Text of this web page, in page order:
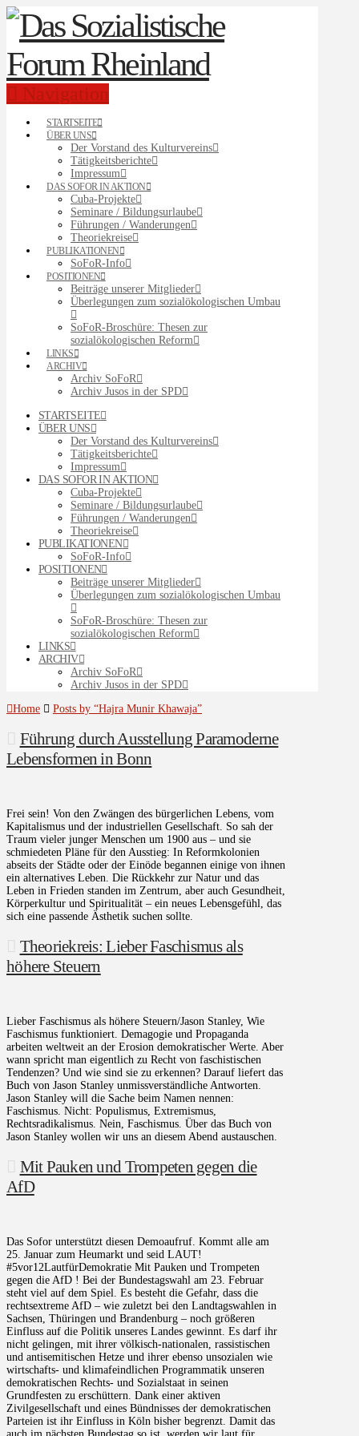
Navigation
STARTSEITE
ÜBER UNS
Der Vorstand des Kulturvereins
Tätigkeitsberichte
Impressum
DAS SOFOR IN AKTION
Cuba-Projekte
Seminare / Bildungsurlaube
Führungen / Wanderungen
Theoriekreise
PUBLIKATIONEN
SoFoR-Info
POSITIONEN
Beiträge unserer Mitglieder
Überlegungen zum sozialökologischen Umbau
SoFoR-Broschüre: Thesen zur
sozialökologischen Reform
LINKS
ARCHIV
Archiv SoFoR
Archiv Jusos in der SPD
STARTSEITE
ÜBER UNS
Der Vorstand des Kulturvereins
Tätigkeitsberichte
Impressum
DAS SOFOR IN AKTION
Cuba-Projekte
Seminare / Bildungsurlaube
Führungen / Wanderungen
Theoriekreise
PUBLIKATIONEN
SoFoR-Info
POSITIONEN
Beiträge unserer Mitglieder
Überlegungen zum sozialökologischen Umbau
SoFoR-Broschüre: Thesen zur
sozialökologischen Reform
LINKS
ARCHIV
Archiv SoFoR
Archiv Jusos in der SPD
Home
Posts by “Hajra Munir Khawaja”
Führung durch Ausstellung Paramoderne
Lebensformen in Bonn
Frei sein! Von den Zwängen des bürgerlichen Lebens, vom
Kapitalismus und der industriellen Gesellschaft. So sah der
Traum vieler junger Menschen um 1900 aus – und sie
schmiedeten Pläne für den Ausstieg: In Reformkolonien
abseits der Städte oder der Einöde begannen einige von ihnen
ein alternatives Leben. Die Rückkehr zur Natur und das
Leben in Frieden standen im Zentrum, aber auch Gesundheit,
Körperkultur und Spiritualität – ein neues Lebensgefühl, das
sich eine passende Ästhetik suchen sollte.
Theoriekreis: Lieber Faschismus als
höhere Steuern
Lieber Faschismus als höhere Steuern/Jason Stanley, Wie
Faschismus funktioniert. Demagogie und Propaganda
arbeiten weltweit an der Erosion demokratischer Werte. Aber
wann spricht man eigentlich zu Recht von faschistischen
Tendenzen? Und wie sind sie zu erkennen? Darauf liefert das
Buch von Jason Stanley unmissverständliche Antworten.
Jason Stanley will die Sache beim Namen nennen:
Faschismus. Nicht: Populismus, Extremismus,
Rechtsradikalismus. Nein, Faschismus. Über das Buch von
Jason Stanley wollen wir uns an diesem Abend austauschen.
Mit Pauken und Trompeten gegen die
AfD
Das Sofor unterstützt diesen Demoaufruf. Kommt alle am
25. Januar zum Heumarkt und seid LAUT!
#5vor12LautfürDemokratie Mit Pauken und Trompeten
gegen die AfD ! Bei der Bundestagswahl am 23. Februar
steht viel auf dem Spiel. Es besteht die Gefahr, dass die
rechtsextreme AfD – wie zuletzt bei den Landtagswahlen in
Sachsen, Thüringen und Brandenburg – noch größeren
Einfluss auf die Politik unseres Landes gewinnt. Es darf ihr
nicht gelingen, mit ihrer völkisch-nationalen, rassistischen
und antisemitischen Hetze und ihrer ebenso unsozialen wie
wirtschafts- und klimafeindlichen Programmatik unseren
demokratischen Rechts- und Sozialstaat in seinen
Grundfesten zu erschüttern. Dank einer aktiven
Zivilgesellschaft und eines Bündnisses der demokratischen
Parteien ist ihr Einfluss in Köln bisher begrenzt. Damit das